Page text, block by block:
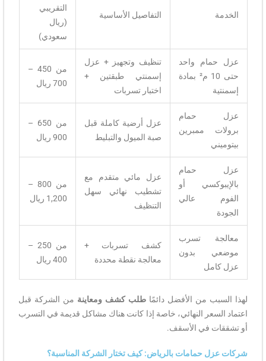
الخدمة التفاصيل الأساسية
التقريبي
(ريال
سعودي)
عزل حمام واحد
حتى 10 م² بمادة
إسمنتية
تنظيف وتجهيز + عزل
إسمنتي طبقتين +
اختبار تسربات
من 450 –
700 ريال
عزل حمام
برولات ممبرين
بيتوميني
عزل أرضية كاملة قبل
صبة الميول والتبليط
من 650 –
900 ريال
عزل حمام
بالإيبوكسي أو
الفوم عالي
الجودة
عزل مائي متقدم مع
تشطيب نهائي سهل
التنظيف
من 800 –
1,200 ريال
معالجة تسرب
موضعي بدون
عزل كامل
كشف تسربات +
معالجة نقطة محددة
من 250 –
400 ريال
لهذا السبب من الأفضل دائمًا طلب كشف ومعاينة من الشركة قبل
اعتماد السعر النهائي، خاصة إذا كانت هناك مشاكل قديمة في التسرب
أو تشققات في الأسقف.
شركات عزل حمامات بالرياض: كيف تختار الشركة المناسبة؟